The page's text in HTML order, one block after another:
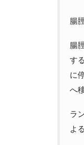
腸
腸
す
に
へ
ラ
よ